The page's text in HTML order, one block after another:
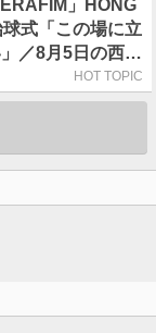
」HONG
式「この場に立
／8月5日の西武
HOT TOPIC